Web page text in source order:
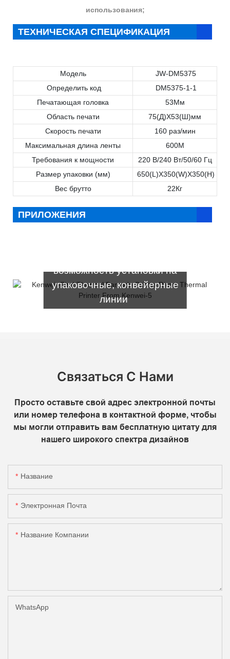
использования;
ТЕХНИЧЕСКАЯ СПЕЦИФИКАЦИЯ
Модель
JW-DM5375
Определить код
DM5375-1-1
Печатающая головка
53Мм
Область печати
75(Д)X53(Ш)мм
Скорость печати
160 раз/мин
Максимальная длина ленты
600М
Требования к мощности
220 В/240 Вт/50/60 Гц
Размер упаковки (мм)
650(L)X350(W)X350(H)
Вес брутто
22Кг
ПРИЛОЖЕНИЯ
Он подходит
для разнообразие гладкой
гибкой упаковочной пленки,
возможность установки на
упаковочные, конвейерные
линии
бумага и прочеенеровные
предметы.
Связаться С Нами
Просто оставьте свой адрес электронной почты
или номер телефона в контактной форме, чтобы
мы могли отправить вам бесплатную цитату для
нашего широкого спектра дизайнов
Название
Электронная Почта
Название Компании
WhatsApp